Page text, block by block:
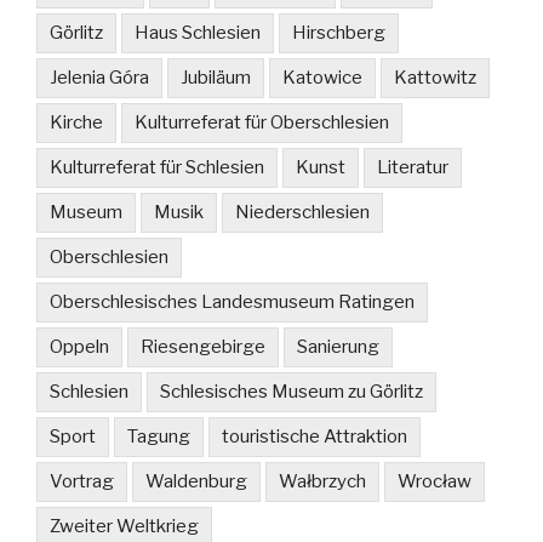
Görlitz Haus Schlesien Hirschberg
Jelenia Góra Jubiläum Katowice Kattowitz
Kirche Kulturreferat für Oberschlesien
Kulturreferat für Schlesien Kunst Literatur
Museum Musik Niederschlesien
Oberschlesien
Oberschlesisches Landesmuseum Ratingen
Oppeln Riesengebirge Sanierung
Schlesien Schlesisches Museum zu Görlitz
Sport Tagung touristische Attraktion
Vortrag Waldenburg Wałbrzych Wrocław
Zweiter Weltkrieg